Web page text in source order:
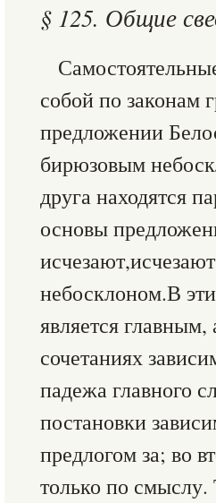
§ 125. Общие
собой по законам
предложении
бирюзовым
друга находятся
основы
небосклоном.В
является
сочетаниях
падежа главного
постановки
предлогом за; во
только по смыслу.